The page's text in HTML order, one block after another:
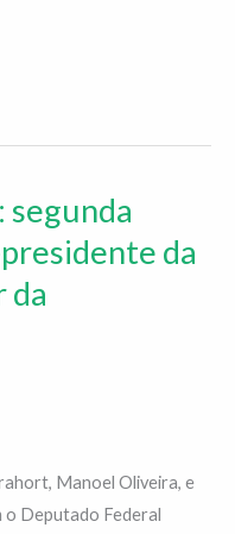
da
da
Manoel Oliveira, e
Deputado Federal